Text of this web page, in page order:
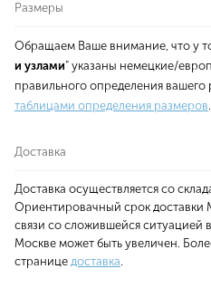
Размеры
Обращаем Ваше внимание, что у
и узлами" указаны немецкие/
правильного определения вашего
таблицами определения размеров.
Доставка
Доставка осуществляется со
Ориентировачный срок доставки
связи со сложившейся ситуацией
Москве может быть увеличен.
странице доставка.